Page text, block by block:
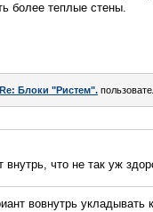
более теплые стены.
Re: Блоки "Ристем".
внутрь, что не так уж
вовнутрь укладывать